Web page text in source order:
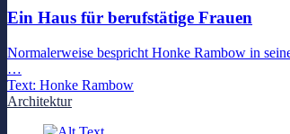
Ein Haus für berufstätige Frauen
Normalerweise bespricht Honke Rambow in
…
Text: Honke Rambow
Architektur